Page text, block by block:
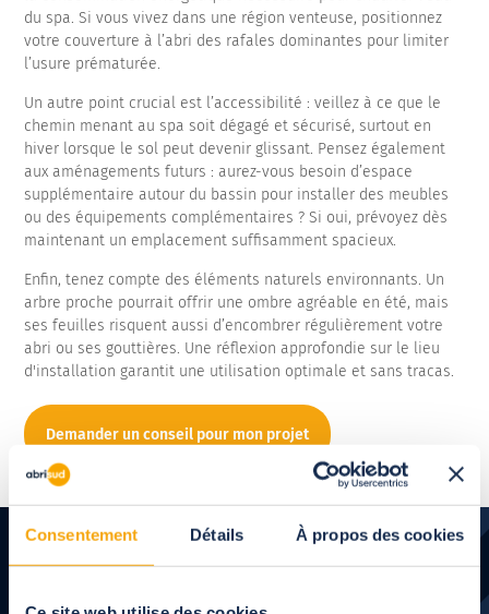
Consentement Détails À propos des cookies
du spa. Si vous vivez dans une région venteuse, positionnez
votre couverture à l’abri des rafales dominantes pour limiter
l’usure prématurée.
Un autre point crucial est l’accessibilité : veillez à ce que le
chemin menant au spa soit dégagé et sécurisé, surtout en
hiver lorsque le sol peut devenir glissant. Pensez également
aux aménagements futurs : aurez-vous besoin d’espace
supplémentaire autour du bassin pour installer des meubles
ou des équipements complémentaires ? Si oui, prévoyez dès
maintenant un emplacement suffisamment spacieux.
Enfin, tenez compte des éléments naturels environnants. Un
arbre proche pourrait offrir une ombre agréable en été, mais
ses feuilles risquent aussi d’encombrer régulièrement votre
abri ou ses gouttières. Une réflexion approfondie sur le lieu
d'installation garantit une utilisation optimale et sans tracas.
Demander un conseil pour mon projet